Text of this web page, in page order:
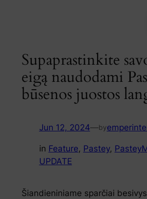
Supaprastinkite
eigą naudodami
būsenos juostos
Jun 12, 2024—by
in Feature, Pastey,
UPDATE
Šiandieniniame sparčiai